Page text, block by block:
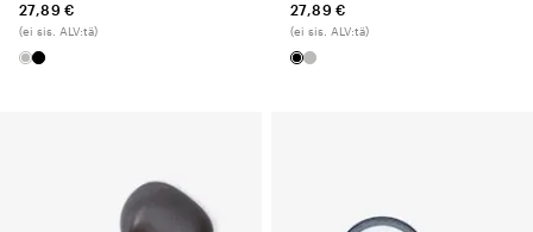
27,89 €
(ei sis. ALV:tä)
27,89 €
(ei sis. ALV:tä)